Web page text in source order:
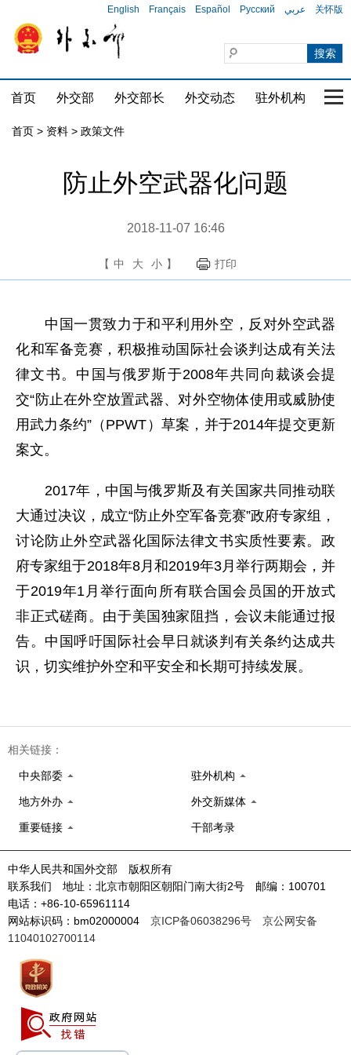
English Français Español Русский عربي 关怀版
首页 外交部 外交部长 外交动态 驻外机构 国
首页 > 资料 > 政策文件
防止外空武器化问题
2018-11-07 16:46
【 中 大 小 】 打印
中国一贯致力于和平利用外空，反对外空武器
化和军备竞赛，积极推动国际社会谈判达成有关法
律文书。中国与俄罗斯于2008年共同向裁谈会提
交“防止在外空放置武器、对外空物体使用或威胁使
用武力条约”（PPWT）草案，并于2014年提交更新
案文。
2017年，中国与俄罗斯及有关国家共同推动联
大通过决议，成立“防止外空军备竞赛”政府专家组，
讨论防止外空武器化国际法律文书实质性要素。政
府专家组于2018年8月和2019年3月举行两期会，并
于2019年1月举行面向所有联合国会员国的开放式
非正式磋商。由于美国独家阻挡，会议未能通过报
告。中国呼吁国际社会早日就谈判有关条约达成共
识，切实维护外空和平安全和长期可持续发展。
相关链接：
中央部委 驻外机构
地方外办 外交新媒体
重要链接 干部考录
中华人民共和国外交部 版权所有
联系我们 地址：北京市朝阳区朝阳门南大街2号 邮编：100701
电话：+86-10-65961114
网站标识码：bm02000004 京ICP备06038296号
京公网安备
11040102700114